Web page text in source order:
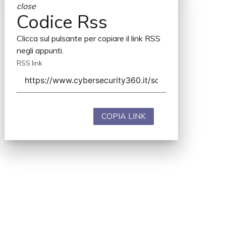
close
Codice Rss
Clicca sul pulsante per copiare il link RSS
negli appunti.
RSS link
COPIA LINK